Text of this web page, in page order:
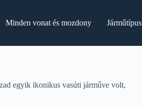
Minden vonat és mozdony Járműtípus
egyik ikonikus vasúti járműve volt,